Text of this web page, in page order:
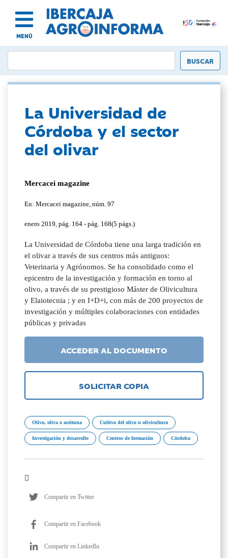
MENÚ
La Universidad de
Córdoba y el sector
del olivar
Mercacei magazine
En: Mercacei magazine, núm. 97
enero 2019, pág. 164 - pág. 168(5 págs.)
La Universidad de Córdoba tiene una larga tradición en
el olivar a través de sus centros más antiguos:
Veterinaria y Agrónomos. Se ha consolidado como el
epicentro de la investigación y formación en torno al
olivo, a través de su prestigioso Máster de Olivicultura
y Elaiotecnia ; y en I+D+i, con más de 200 proyectos de
investigación y múltiples colaboraciones con entidades
públicas y privadas
ACCEDER AL DOCUMENTO
SOLICITAR COPIA
Olivo, oliva o aceituna Cultivo del olivo u olivicultura
Investigación y desarrollo Centros de formación Córdoba
Compartir en Twitter
Compartir en Facebook
Compartir en LinkedIn